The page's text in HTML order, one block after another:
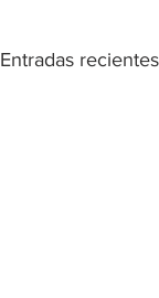
Entradas recientes